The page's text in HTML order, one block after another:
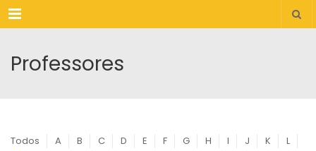
Menu
Professores
Todos A B C D E F G H I J K
L